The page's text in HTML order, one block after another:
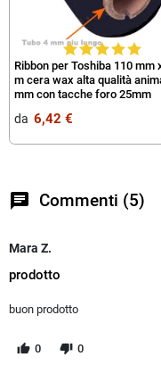
Ribbon per Toshiba 110 mm
m cera wax alta qualità
mm con tacche foro 25mm
da‎ ‎ 6,42 €
chat Commenti (5)
Mara Z.
prodotto
buon prodotto
0 0